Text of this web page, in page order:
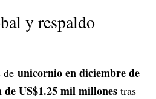
y respaldo
de unicornio en diciembre de
de US$1.25 mil millones tras